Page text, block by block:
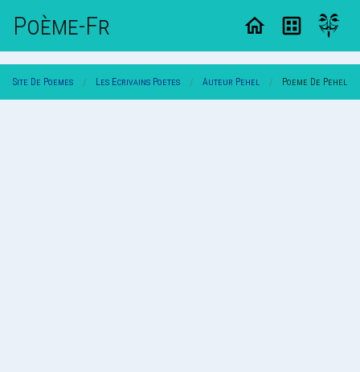
Poème-Fr
Site De Poemes Les Ecrivains Poetes Auteur Pehel Poeme De Pehel